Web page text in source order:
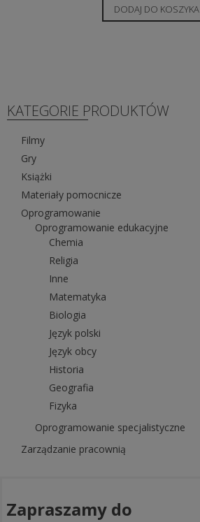
DODAJ DO KOSZYKA
KATEGORIE PRODUKTÓW
Filmy
Gry
Książki
Materiały pomocnicze
Oprogramowanie
Oprogramowanie edukacyjne
Chemia
Religia
Inne
Matematyka
Biologia
Język polski
Język obcy
Historia
Geografia
Fizyka
Oprogramowanie specjalistyczne
Zarządzanie pracownią
Zapraszamy do